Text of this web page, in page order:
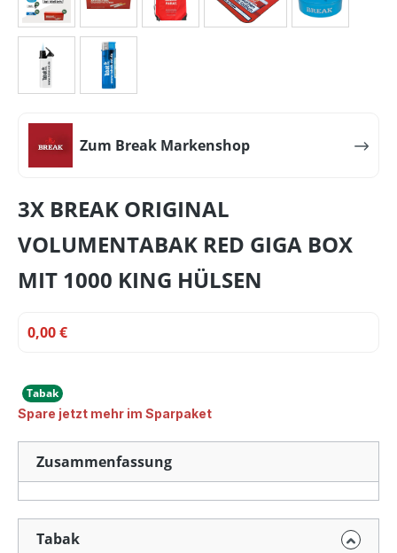
Zum Break Markenshop
3X BREAK ORIGINAL
VOLUMENTABAK RED GIGA BOX
MIT 1000 KING HÜLSEN
0,00 €
Tabak
Spare jetzt mehr im Sparpaket
Zusammenfassung
Tabak